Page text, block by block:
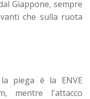
Giappone, sempre
che sulla ruota
piega è la ENVE
mentre l'attacco